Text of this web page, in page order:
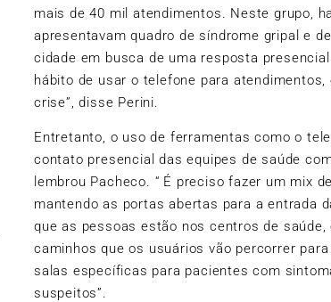
mais de 40 mil atendimentos. Neste grupo,
apresentavam quadro de síndrome gripal e
cidade em busca de uma resposta
hábito de usar o telefone para
crise”, disse Perini.
Entretanto, o uso de ferramentas como o
contato presencial das equipes de saúde
lembrou Pacheco. “ É preciso fazer um mix
mantendo as portas abertas para a entrada
que as pessoas estão nos centros de
caminhos que os usuários vão percorrer
salas específicas para pacientes com
suspeitos”.